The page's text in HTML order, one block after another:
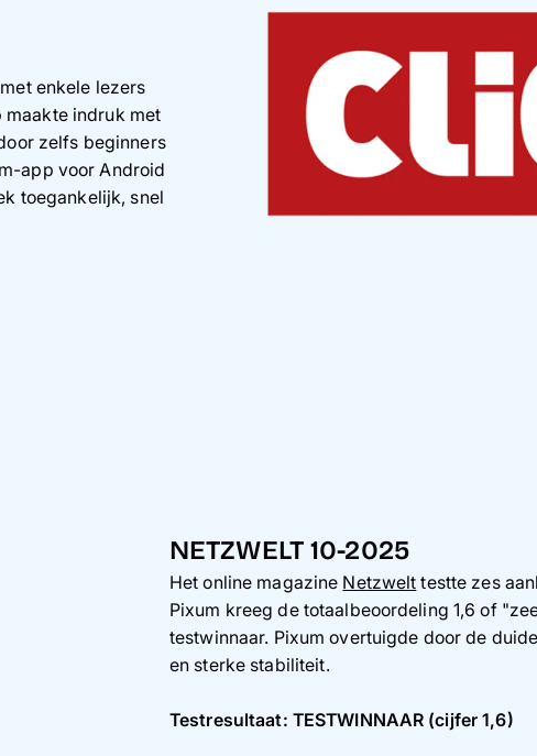
enkele lezers
maakte indruk met
zelfs beginners
app voor Android
toegankelijk, snel
NETZWELT 10-2025
Het online magazine Netzwelt testte zes
Pixum kreeg de totaalbeoordeling 1,6 of
testwinnaar. Pixum overtuigde door de
en sterke stabiliteit.
Testresultaat: TESTWINNAAR (cijfer 1,6)